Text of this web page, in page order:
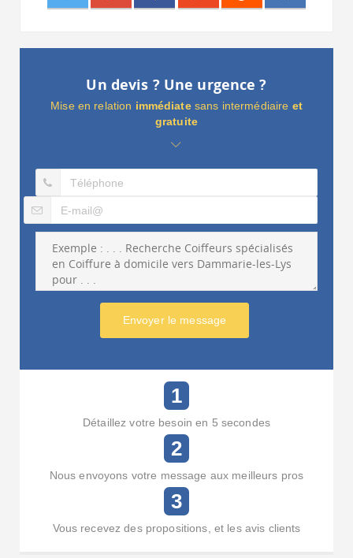
Un devis ? Une urgence ?
Mise en relation immédiatesans intermédiaire et
gratuite
Envoyer le message
1
Détaillez votre besoin en 5 secondes
2
Nous envoyons votre message aux meilleurs pros
3
Vous recevez des propositions, et les avis clients